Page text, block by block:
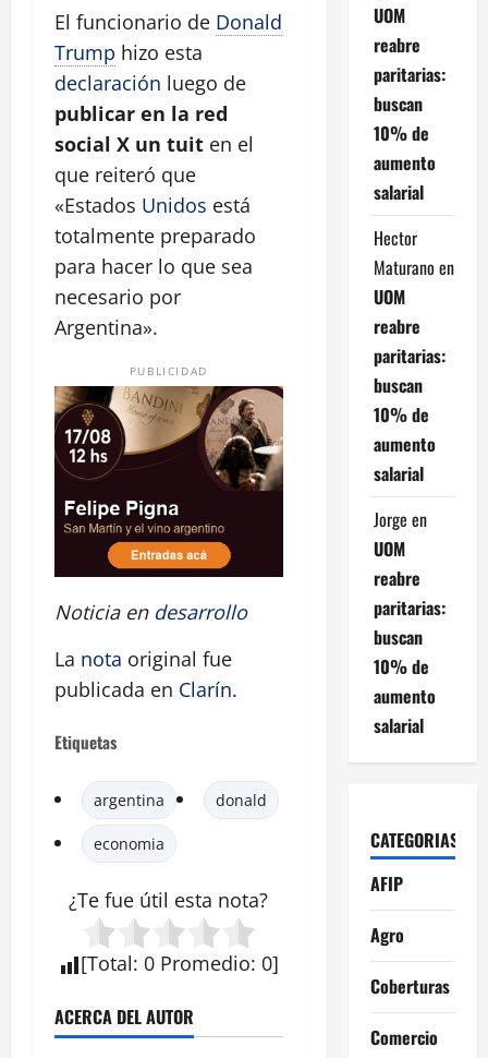
El funcionario de Donald
Trump hizo esta
declaración luego de
publicar en la red
social X un tuit en el
que reiteró que
«Estados Unidos está
totalmente preparado
para hacer lo que sea
necesario por
Argentina».
PUBLICIDAD
Noticia en desarrollo
La nota original fue
publicada en Clarín.
Etiquetas
argentina donald
economia
¿Te fue útil esta nota?
[Total: 0 Promedio: 0]
ACERCA DEL AUTOR
UOM
reabre
paritarias:
buscan
10% de
aumento
salarial
Hector
Maturano en
UOM
reabre
paritarias:
buscan
10% de
aumento
salarial
Jorge en
UOM
reabre
paritarias:
buscan
10% de
aumento
salarial
CATEGORIAS
AFIP
Agro
Coberturas
Comercio